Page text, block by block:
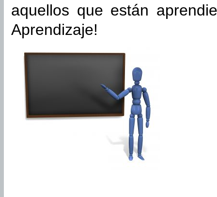
aquellos que están
Aprendizaje!